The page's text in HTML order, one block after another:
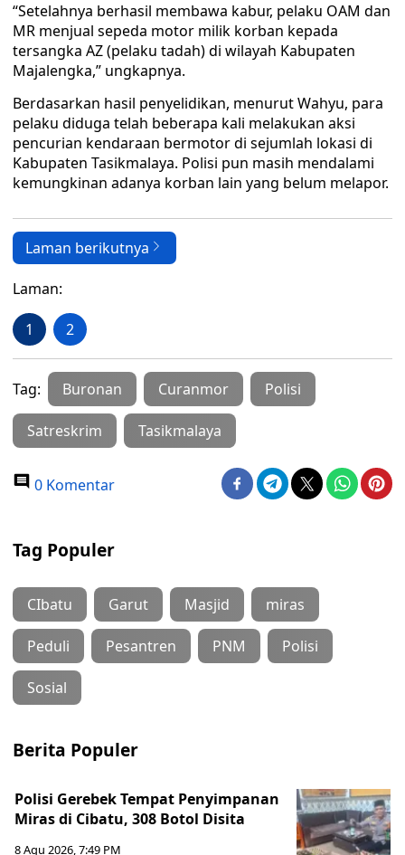
“Setelahnya berhasil membawa kabur, pelaku OAM dan
MR menjual sepeda motor milik korban kepada
tersangka AZ (pelaku tadah) di wilayah Kabupaten
Majalengka,” ungkapnya.
Berdasarkan hasil penyelidikan, menurut Wahyu, para
pelaku diduga telah beberapa kali melakukan aksi
pencurian kendaraan bermotor di sejumlah lokasi di
Kabupaten Tasikmalaya. Polisi pun masih mendalami
kemungkinan adanya korban lain yang belum melapor.
Laman berikutnya
Laman:
1 2
Tag: Buronan Curanmor Polisi
Satreskrim Tasikmalaya
0 Komentar
Tag Populer
CIbatu Garut Masjid miras
Peduli Pesantren PNM Polisi
Sosial
Berita Populer
Polisi Gerebek Tempat Penyimpanan
Miras di Cibatu, 308 Botol Disita
8 Agu 2026, 7:49 PM